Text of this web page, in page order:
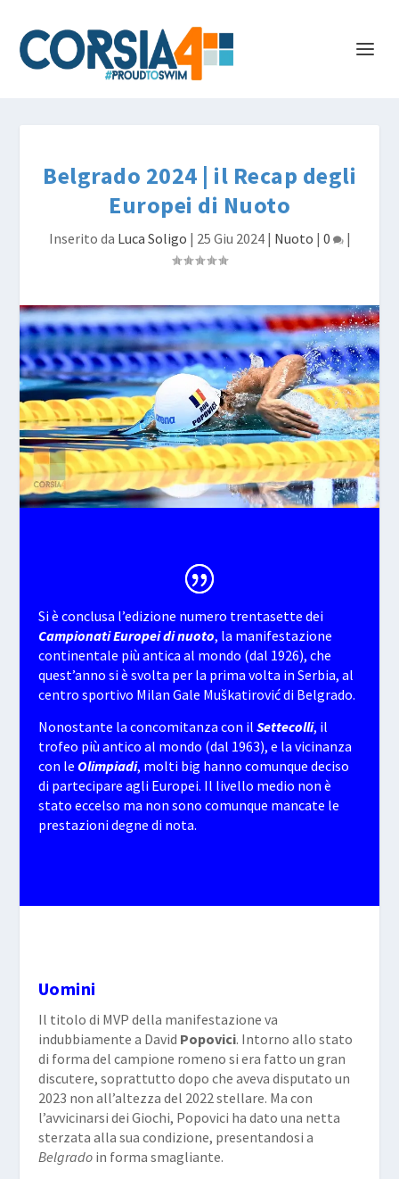
Belgrado 2024 | il Recap degli
Europei di Nuoto
Inserito da Luca Soligo | 25 Giu 2024| Nuoto | 0 |
Si è conclusa l’edizione numero trentasette dei
Campionati Europei di nuoto, la manifestazione
continentale più antica al mondo (dal 1926), che
quest’anno si è svolta per la prima volta in Serbia, al
centro sportivo Milan Gale Muškatirović di Belgrado.
Nonostante la concomitanza con il Settecolli, il
trofeo più antico al mondo (dal 1963), e la vicinanza
con le Olimpiadi, molti big hanno comunque deciso
di partecipare agli Europei. Il livello medio non è
stato eccelso ma non sono comunque mancate le
prestazioni degne di nota.
Uomini
Il titolo di MVP della manifestazione va
indubbiamente a David Popovici. Intorno allo stato
di forma del campione romeno si era fatto un gran
discutere, soprattutto dopo che aveva disputato un
2023 non all’altezza del 2022 stellare. Ma con
l’avvicinarsi dei Giochi, Popovici ha dato una netta
sterzata alla sua condizione, presentandosi a
Belgradoin forma smagliante.